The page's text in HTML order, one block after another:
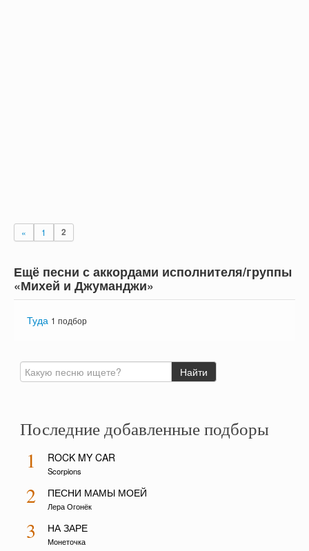
« 1 2
Ещё песни с аккордами исполнителя/группы
«Михей и Джуманджи»
Туда 1 подбор
Последние добавленные подборы
1 ROCK MY CAR
Scorpions
2 ПЕСНИ МАМЫ МОЕЙ
Лера Огонёк
3 НА ЗАРЕ
Монеточка